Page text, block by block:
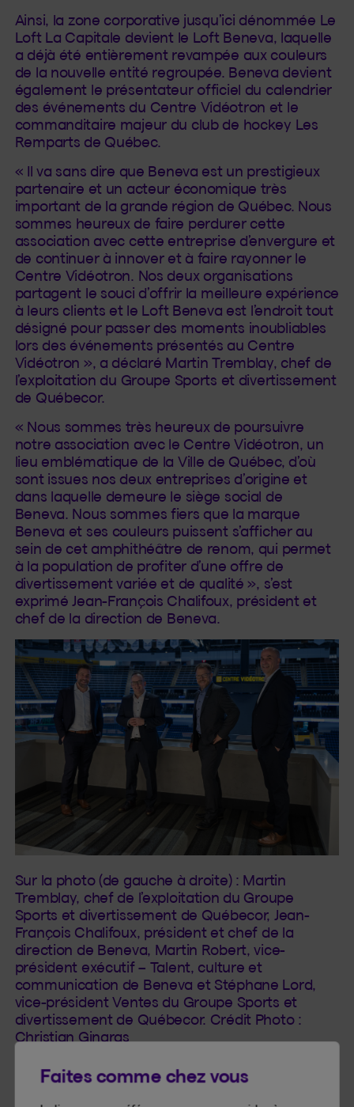
Ainsi, la zone corporative jusqu’ici dénommée Le
Loft La Capitale devient le Loft Beneva, laquelle
a déjà été entièrement revampée aux couleurs
de la nouvelle entité regroupée. Beneva devient
également le présentateur officiel du calendrier
des événements du Centre Vidéotron et le
commanditaire majeur du club de hockey Les
Remparts de Québec.
« Il va sans dire que Beneva est un prestigieux
partenaire et un acteur économique très
important de la grande région de Québec. Nous
sommes heureux de faire perdurer cette
association avec cette entreprise d’envergure et
de continuer à innover et à faire rayonner le
Centre Vidéotron. Nos deux organisations
partagent le souci d’offrir la meilleure expérience
à leurs clients et le Loft Beneva est l’endroit tout
désigné pour passer des moments inoubliables
lors des événements présentés au Centre
Vidéotron », a déclaré Martin Tremblay, chef de
l’exploitation du Groupe Sports et divertissement
de Québecor.
« Nous sommes très heureux de poursuivre
notre association avec le Centre Vidéotron, un
lieu emblématique de la Ville de Québec, d’où
sont issues nos deux entreprises d’origine et
dans laquelle demeure le siège social de
Beneva. Nous sommes fiers que la marque
Beneva et ses couleurs puissent s’afficher au
sein de cet amphithéâtre de renom, qui permet
à la population de profiter d’une offre de
divertissement variée et de qualité », s’est
exprimé Jean-François Chalifoux, président et
chef de la direction de Beneva.
Sur la photo (de gauche à droite) : Martin
Tremblay, chef de l’exploitation du Groupe
Sports et divertissement de Québecor, Jean-
François Chalifoux, président et chef de la
direction de Beneva, Martin Robert, vice-
président exécutif – Talent, culture et
communication de Beneva et Stéphane Lord,
vice-président Ventes du Groupe Sports et
divertissement de Québecor. Crédit Photo :
Christian Gingras
À propos du Centre Vidéotron
Faites comme chez vous